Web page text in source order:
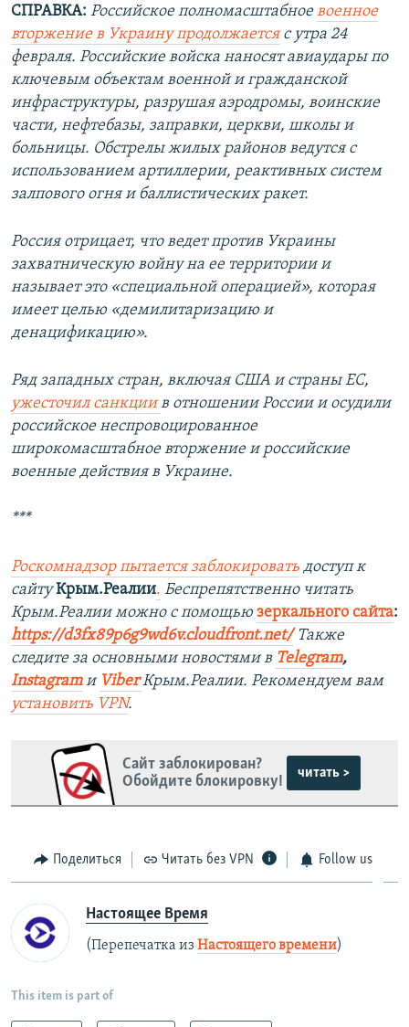
СПРАВКА: Российское полномасштабноевоенное
вторжение в Украину продолжаетсяс утра 24
февраля. Российские войска наносят авиаудары по
ключевым объектам военной и гражданской
инфраструктуры, разрушая аэродромы, воинские
части, нефтебазы, заправки, церкви, школы и
больницы. Обстрелы жилых районов ведутся с
использованием артиллерии, реактивных систем
залпового огня и баллистических ракет.
Россия отрицает, что ведет против Украины
захватническую войну на ее территории и
называет это «специальной операцией», которая
имеет целью «демилитаризацию и
денацификацию».
Ряд западных стран, включая США и страны ЕС,
ужесточил санкциив отношении России и осудили
российское неспровоцированное
широкомасштабное вторжение и российские
военные действия в Украине.
***
Роскомнадзор пытается заблокировать доступ к
сайтуКрым.Реалии. Беспрепятственно читать
Крым.Реалии можно с помощью зеркального сайта:
https://d3fx89p6g9wd6v.cloudfront.net/ Также
следите за основными новостями в Telegram,
Instagram и ViberКрым.Реалии. Рекомендуем вам
установить VPN.
Сайт заблокирован?
Обойдите блокировку!
читать >
Поделиться Читать без VPN Follow us
Настоящее Время
(Перепечатка из Настоящего времени)
This item is part of